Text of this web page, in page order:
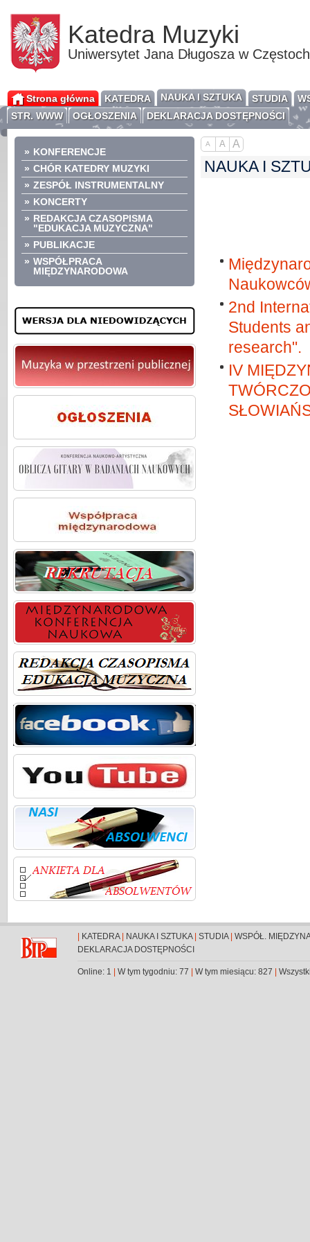
Katedra Muzyki
Uniwersytet Jana Długosza w
Strona główna KATEDRA NAUKA I SZTUKA STUDIA
STR. WWW
OGŁOSZENIA DEKLARACJA DOSTĘPNOŚCI
» KONFERENCJE
» CHÓR KATEDRY MUZYKI
» ZESPÓŁ INSTRUMENTALNY
» KONCERTY
» REDAKCJA CZASOPISMA
"EDUKACJA MUZYCZNA"
» PUBLIKACJE
» WSPÓŁPRACA
MIĘDZYNARODOWA
A A A
NAUKA I
2nd
Students
research".
IV
KATEDRA| NAUKA I SZTUKA| STUDIA| WSPÓŁ.
DEKLARACJA DOSTĘPNOŚCI
Online: 1 W tym tygodniu: 77 W tym miesiącu: 827